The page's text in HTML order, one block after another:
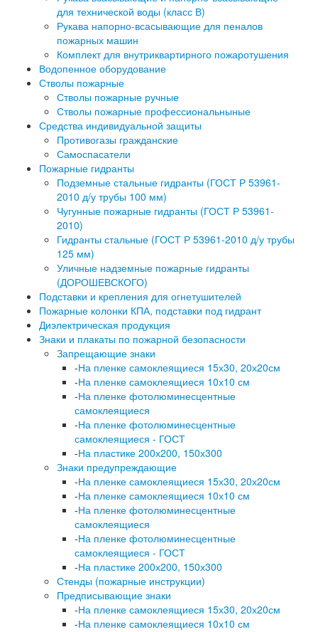
для технической воды (класс В)
Рукава напорно-всасывающие для пеналов
пожарных машин
Комплект для внутриквартирного пожаротушения
Водопенное оборудование
Стволы пожарные
Стволы пожарные ручные
Стволы пожарные профессиональныные
Средства индивидуальной защиты
Противогазы гражданские
Самоспасатели
Пожарные гидранты
Подземные стальные гидранты (ГОСТ Р 53961-
2010 д/у трубы 100 мм)
Чугунные пожарные гидранты (ГОСТ Р 53961-
2010)
Гидранты стальные (ГОСТ Р 53961-2010 д/у трубы
125 мм)
Уличные надземные пожарные гидранты
(ДОРОШЕВСКОГО)
Подставки и крепления для огнетушителей
Пожарные колонки КПА, подставки под гидрант
Диэлектрическая продукция
Знаки и плакаты по пожарной безопасности
Запрещающие знаки
-На пленке самоклеящиеся 15х30, 20х20см
-На пленке самоклеящиеся 10х10 см
-На пленке фотолюминесцентные
самоклеящиеся
-На пленке фотолюминесцентные
самоклеящиеся - ГОСТ
-На пластике 200х200, 150х300
Знаки предупреждающие
-На пленке самоклеящиеся 15х30, 20х20см
-На пленке самоклеящиеся 10х10 см
-На пленке фотолюминесцентные
самоклеящиеся
-На пленке фотолюминесцентные
самоклеящиеся - ГОСТ
-На пластике 200х200, 150х300
Стенды (пожарные инструкции)
Предписывающие знаки
-На пленке самоклеящиеся 15х30, 20х20см
-На пленке самоклеящиеся 10х10 см